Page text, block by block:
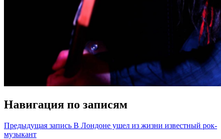
Навигация по записям
Предыдущая запись В Лондоне ушел из жизни известный рок-
музыкант